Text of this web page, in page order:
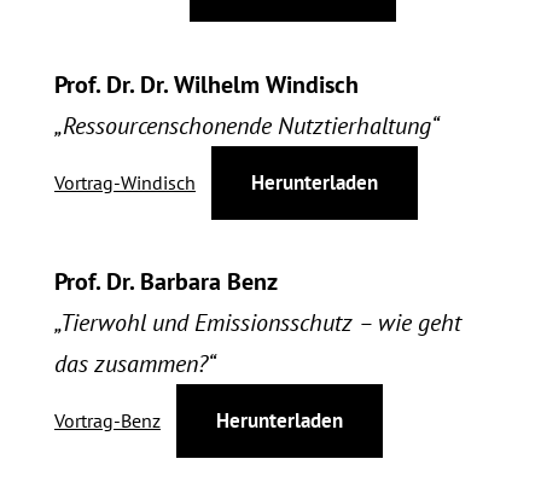
Prof. Dr. Dr. Wilhelm Windisch
„Ressourcenschonende Nutztierhaltung“
Vortrag-Windisch Herunterladen
Prof. Dr. Barbara Benz
„Tierwohl und Emissionsschutz – wie geht
das zusammen?“
Vortrag-Benz Herunterladen